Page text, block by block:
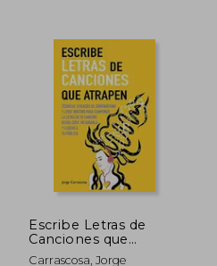
Escribe Letras de
Canciones que
Atrapen: Técnicas
Carrascosa, Jorge